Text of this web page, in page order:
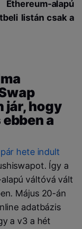
alapú
listán csak a
jár, hogy
a
pár hete indult
Így a
váltóvá vált
Május 20-án
adatbázis
a v3 a hét